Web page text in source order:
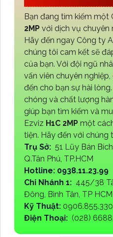
Bạn đang tìm kiếm một
2MP với dịch vụ chuyên
Hãy đến ngay Công ty
chúng tôi cam kết sẽ
của bạn. Với đội ngũ
vấn viên chuyên
đến cho bạn sự hài
chóng và chất lượng
giúp bạn tìm kiếm và
Ezviz H1C 2MP một
tiện. Hãy đến với chúng
Trụ Sở: 51 Lũy Bán
Q.Tân Phú, TP.HCM
Hotline: 0938.11.23.99
Chi Nhánh 1: 445/38
Đông, Bình Tân, TP HCM
Kỹ Thuật: 0906.855.330
Điện Thoại: (028)